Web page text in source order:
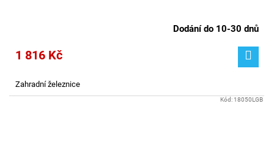
Dodání do 10-30 dnů
1 816 Kč
Zahradní železnice
Kód: 18050LGB